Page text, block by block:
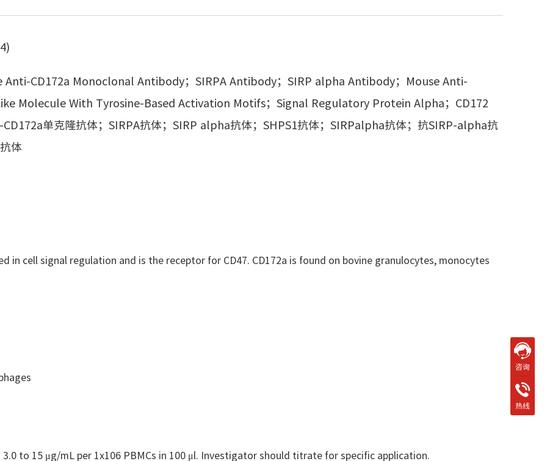
CD172a Monoclonal Antibody；SIRPA Antibody；SIRP alpha Antibody；Mouse Anti-
Molecule With Tyrosine-Based Activation Motifs；Signal Regulatory Protein Alpha；CD172
单克隆抗体；SIRPA抗体；SIRP alpha抗体；SHPS1抗体；SIRPalpha抗体；抗SIRP-alpha抗
体
in cell signal regulation and is the receptor for CD47. CD172a is found on bovine granulocytes, monocytes
to 15 μg/mL per 1x106 PBMCs in 100 μl. Investigator should titrate for specific application.
咨询
热线